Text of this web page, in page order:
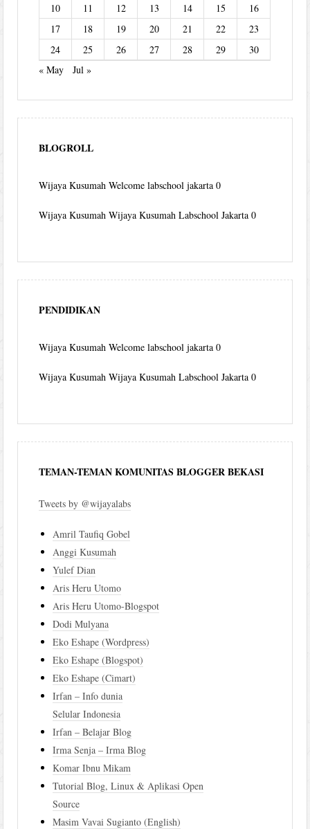
10
11 12 13 14 15
16
17
18 19 20 21 22
23
24
25 26 27 28 29
30
« May
Jul »
BLOGROLL
Wijaya Kusumah Welcome labschool jakarta 0
Wijaya Kusumah Wijaya Kusumah Labschool Jakarta 0
PENDIDIKAN
Wijaya Kusumah Welcome labschool jakarta 0
Wijaya Kusumah Wijaya Kusumah Labschool Jakarta 0
TEMAN-TEMAN KOMUNITAS BLOGGER BEKASI
Tweets by @wijayalabs
Amril Taufiq Gobel
Anggi Kusumah
Yulef Dian
Aris Heru Utomo
Aris Heru Utomo-Blogspot
Dodi Mulyana
Eko Eshape (Wordpress)
Eko Eshape (Blogspot)
Eko Eshape (Cimart)
Irfan – Info dunia
Selular Indonesia
Irfan – Belajar Blog
Irma Senja – Irma Blog
Komar Ibnu Mikam
Tutorial Blog, Linux & Aplikasi Open
Source
Masim Vavai Sugianto (English)